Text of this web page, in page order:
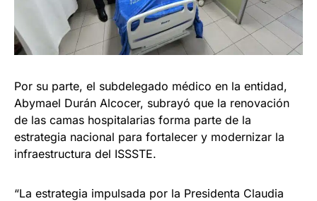
Por su parte, el subdelegado médico en la entidad,
Abymael Durán Alcocer, subrayó que la renovación
de las camas hospitalarias forma parte de la
estrategia nacional para fortalecer y modernizar la
infraestructura del ISSSTE.
“La estrategia impulsada por la Presidenta Claudia